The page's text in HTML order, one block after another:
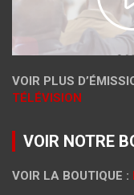
VOIR PLUS
TÉLÉVISION
VOIR NOTRE
VOIR LA BOUTIQUE :